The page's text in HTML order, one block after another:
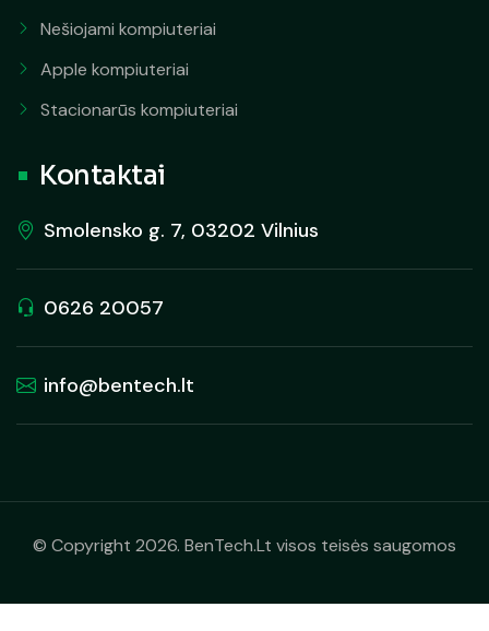
Nešiojami kompiuteriai
Apple kompiuteriai
Stacionarūs kompiuteriai
Kontaktai
Smolensko g. 7, 03202 Vilnius
0626 20057
info@bentech.lt
© Copyright 2026. BenTech.Lt visos teisės saugomos